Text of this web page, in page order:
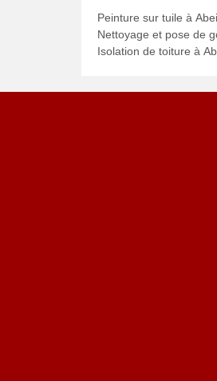
Peinture sur tuile à
Nettoyage et pose de
Isolation de toiture à